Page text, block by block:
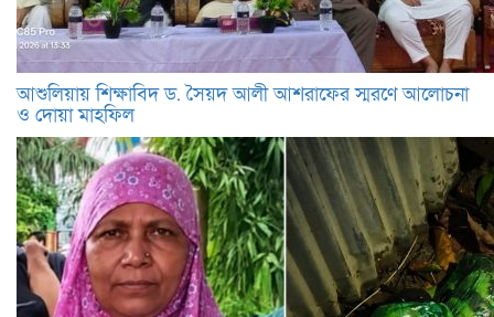
আশুলিয়ায় শিক্ষাবিদ ড. সৈয়দ আলী আশরাফের স্মরণে আলোচনা
ও দোয়া মাহফিল